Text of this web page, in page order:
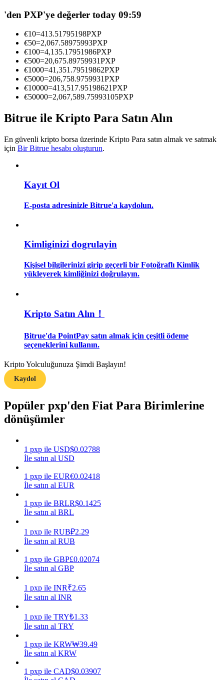
Kopya Tüccarı Olun
Kâr paylaşımı ve kopya ticaret komisyonlarının tadını çıkarın
Bilgi
Ticaret bilgileri vb. dahil olmak üzere büyük veri analizi.
Vadeli İşlemler Başlangıç Kılavuzu
Ticaret stratejileri
Nasıl kârlı kalabileceğinizi öğrenin
Günlük rekabetçi ödüller kazanın
'den PXP'ye değerler today 09:59
€10=413.51795198PXP
€50=2,067.58975993PXP
€100=4,135.17951986PXP
€500=20,675.89759931PXP
€1000=41,351.79519862PXP
€5000=206,758.9759931PXP
€10000=413,517.95198621PXP
€50000=2,067,589.75993105PXP
Bitrue ile Kripto Para Satın Alın
En güvenli kripto borsa üzerinde Kripto Para satın almak ve satmak
için Bir Bitrue hesabı oluşturun.
Kayıt Ol
E-posta adresinizle Bitrue'a kaydolun.
Kimliginizi dogrulayin
Kişisel bilgilerinizi girip geçerli bir Fotoğraflı Kimlik
yükleyerek kimliğinizi doğrulayın.
Kripto Satın Alın！
Bitrue'da PointPay satın almak için çeşitli ödeme
seçeneklerini kullanın.
Kripto Yolculuğunuza Şimdi Başlayın!
Kaydol
Popüler pxp'den Fiat Para Birimlerine
dönüşümler
1 pxp ile USD$0.02788
İle satın al USD
1 pxp ile EUR€0.02418
İle satın al EUR
1 pxp ile BRLR$0.1425
İle satın al BRL
1 pxp ile RUB₽2.29
İle satın al RUB
1 pxp ile GBP£0.02074
İle satın al GBP
1 pxp ile INR₹2.65
İle satın al INR
1 pxp ile TRY₺1.33
İle satın al TRY
1 pxp ile KRW₩39.49
İle satın al KRW
1 pxp ile CAD$0.03907